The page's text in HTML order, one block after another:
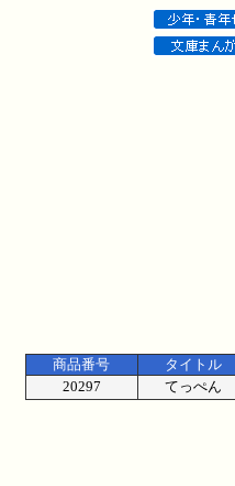
商品番号 タイトル
20297
てっぺん